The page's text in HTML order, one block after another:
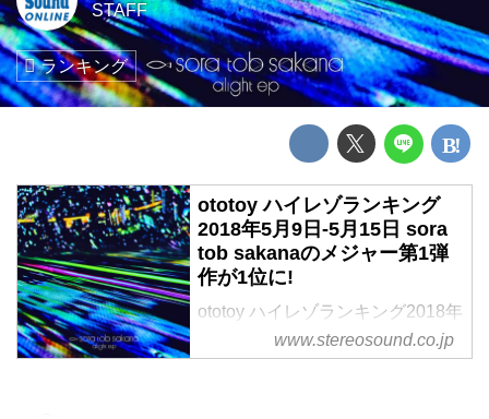
STAFF
ランキング
ototoy ハイレゾランキング
2018年5月9日-5月15日 sora
tob sakanaのメジャー第1弾
作が1位に!
ototoy ハイレゾランキング2018年
5月9日-5月15日
sora tob sakanaのメジャー第1弾
www.stereosound.co.jp